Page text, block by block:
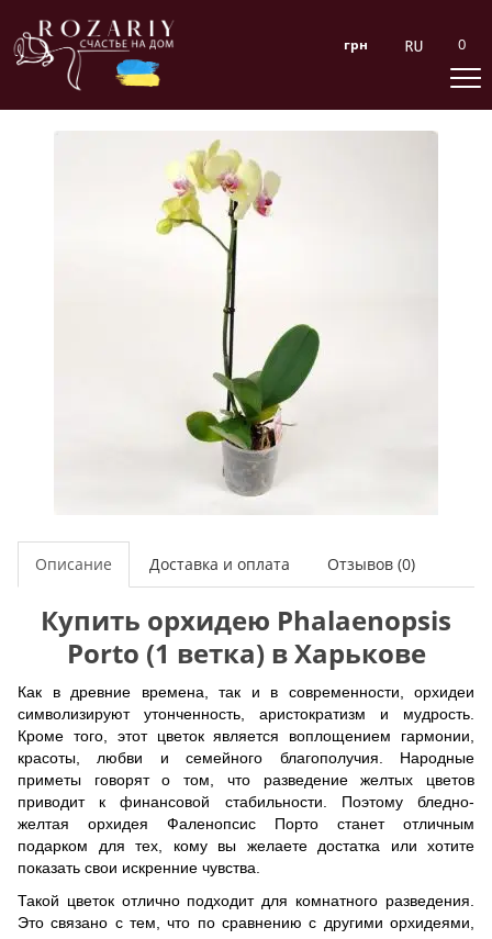
грн 0
Описание Доставка и оплата Отзывов (0)
Купить орхидею Phalaenopsis
Porto (1 ветка) в Харькове
Как в древние времена, так и в современности, орхидеи
символизируют утонченность, аристократизм и мудрость.
Кроме того, этот цветок является воплощением гармонии,
красоты, любви и семейного благополучия. Народные
приметы говорят о том, что разведение желтых цветов
приводит к финансовой стабильности. Поэтому бледно-
желтая орхидея Фаленопсис Порто станет отличным
подарком для тех, кому вы желаете достатка или хотите
показать свои искренние чувства.
Такой цветок отлично подходит для комнатного разведения.
Это связано с тем, что по сравнению с другими орхидеями,